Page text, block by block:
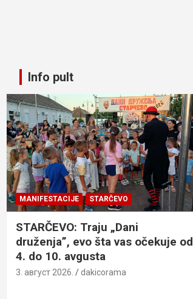
Info pult
MANIFESTACIJE STARČEVO
STARČEVO: Traju „Dani
druženja”, evo šta vas očekuje od
4. do 10. avgusta
3. август 2026. dakicorama